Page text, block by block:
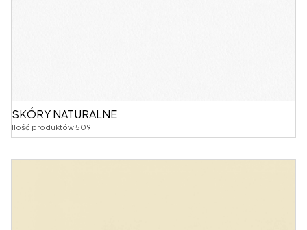
SKÓRY NATURALNE
Ilość produktów 509